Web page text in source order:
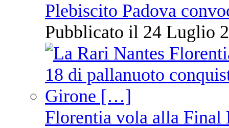
Plebiscito Padova
Pubblicato il 24 Luglio
Florentia vola alla Final